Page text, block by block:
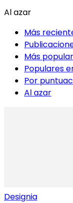
Al azar
Más
Más
Populares
Por
Al azar
Designia